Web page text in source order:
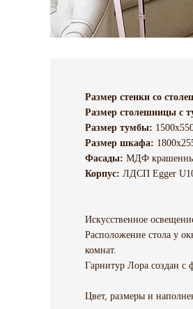
Размер стенки со
Размер столешницы с
Размер тумбы:
Размер шкафа:
Фасады: МДФ
Корпус: ЛДСП Egger
Искусственное
Расположение стола у
комнат.
Гарнитур Лора создан с
Цвет, размеры и